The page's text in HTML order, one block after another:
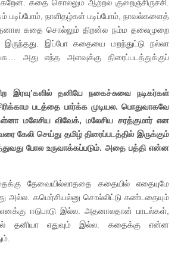
கதை சொல்லும் ஆற்றல் குறைஞ்சிருச்சி.
படிப்போம், நாளிதழ்கள் படிப்போம், நாவல்களைத்
கதை சொல்லும் திறன்ல நம்ம தலைமுறை
இப்போ கதையை மறந்துட்டு நல்லா
அது எந்த அளவுக்கு திரைப்படத்துக்குப்
தனியே நகைச்சுவை நடிகர்கள்
படத்தை பார்க்க முடியல. பொதுவாகவே
மலேசிய விவேக், மலேசிய சரத்குமார் என
கேலி செய்து தமிழ் திரைப்படத்தில் இருக்கும்
போல உருவாக்கப்படும். அதை பத்தி என்ன
தேவையில்லாததை கதையில் எதையுமே
அல்ல. கமெர்சியல்னு சொல்லிட்டு கண்டதையும்
எனக்கு ஈடுபாடு இல்ல. அதனாலதான் பாடல்கள்,
தனியா எதுவும் இல்ல. கதைக்கு என்ன